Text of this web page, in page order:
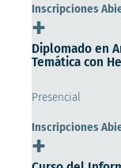
Inscripciones
+
Diplomado en
Temática con
Presencial
Inscripciones
+